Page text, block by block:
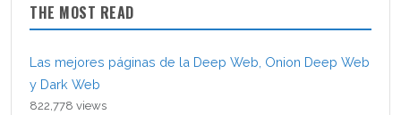
THE MOST READ
Las mejores páginas de la Deep Web, Onion Deep Web
y Dark Web
822,778 views